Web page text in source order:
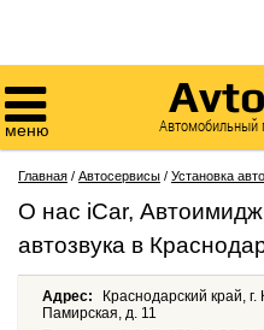

меню Автомобильный
Главная / Автосервисы / Установка
О нас iCar,
автозвука в
Адрес:
Краснодарский край,
Памирская, д. 11